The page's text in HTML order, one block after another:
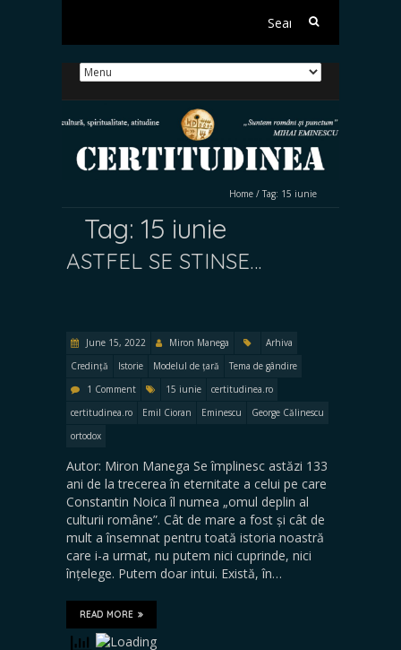
Search
Home / Tag: 15 iunie
Tag: 15 iunie
ASTFEL SE STINSE…
June 15, 2022 Miron Manega
Arhiva
Credință
Istorie Modelul de țară
Tema de gândire
1 Comment
15 iunie
certitudinea.ro
certitudinea.ro
Emil Cioran Eminescu
George Călinescu
ortodox
Autor: Miron Manega Se împlinesc astăzi 133
ani de la trecerea în eternitate a celui pe care
Constantin Noica îl numea „omul deplin al
culturii române”. Cât de mare a fost și cât de
mult a însemnat pentru toată istoria noastră
care i-a urmat, nu putem nici cuprinde, nici
înțelege. Putem doar intui. Există, în…
READ MORE